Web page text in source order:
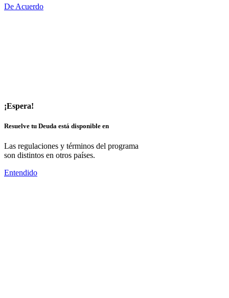
De Acuerdo
¡Espera!
Resuelve tu Deuda está disponible en
Las regulaciones y términos del programa
son distintos en otros países.
Entendido